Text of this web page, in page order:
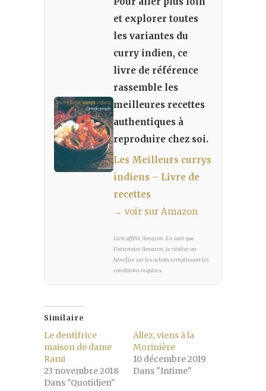
et explorer toutes
les variantes du
curry indien, ce
livre de référence
rassemble les
meilleures recettes
authentiques à
reproduire chez soi.
Les Meilleurs currys
indiens – Livre de
recettes
→ voir sur Amazon
Lien affilié Amazon. En tant que
Partenaire Amazon, je réalise un
bénéfice sur les achats remplissant les
conditions requises.
Similaire
Le dentifrice
maison de dame
Rami
23 novembre 2018
Dans "Quotidien"
Allez, viens à la
Morinière
10 décembre 2019
Dans "Intime"